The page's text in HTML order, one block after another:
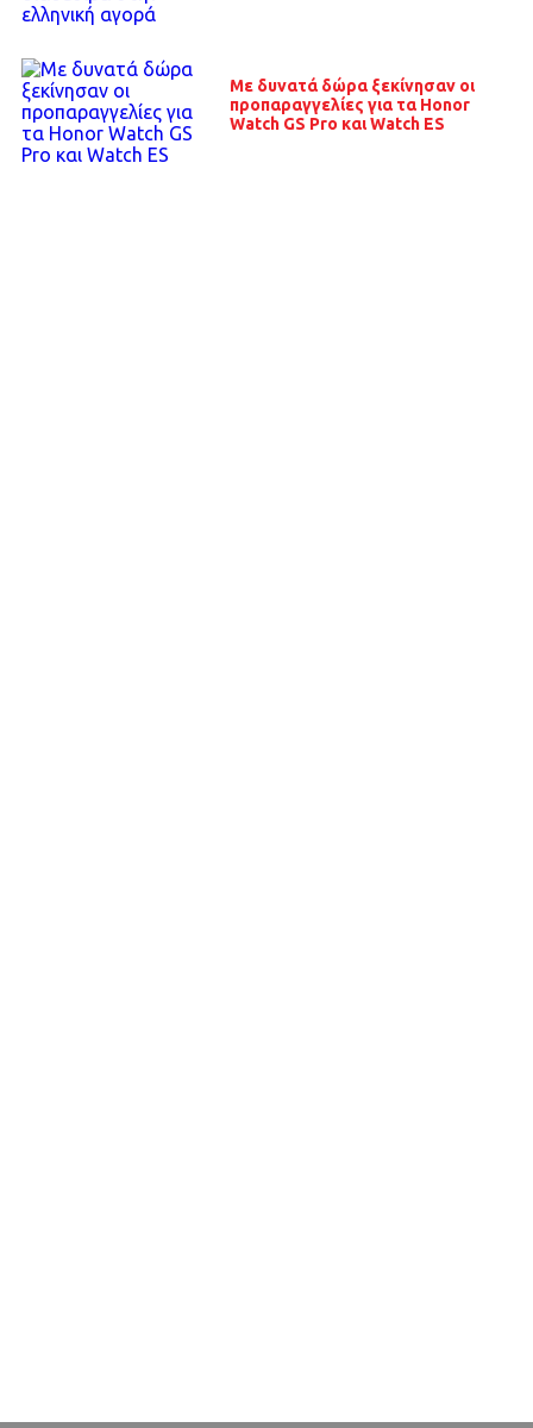
Με δυνατά δώρα ξεκίνησαν οι
προπαραγγελίες για τα Honor
Watch GS Pro και Watch ES